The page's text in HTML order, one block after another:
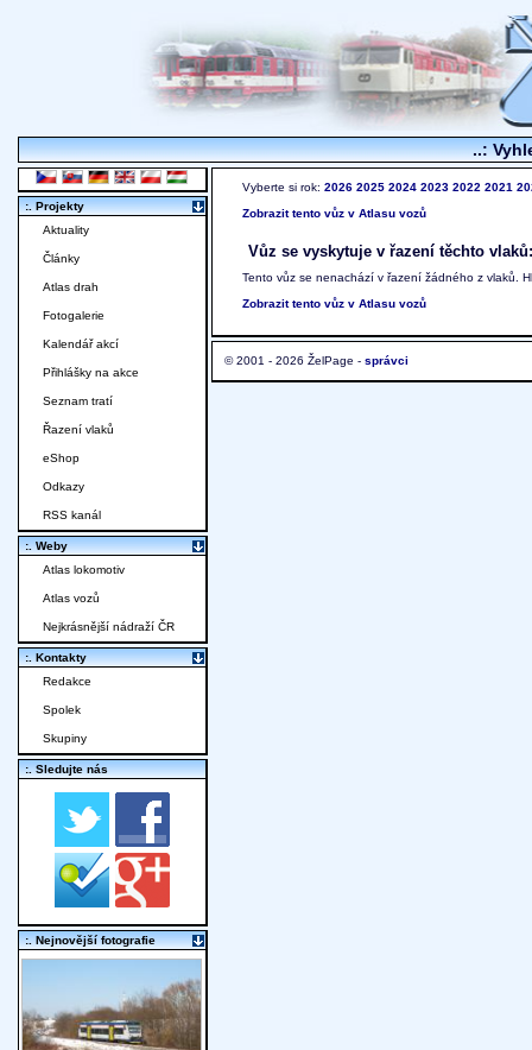
..:
Vyberte si rok: 2026 2025 2024 2023 2022 2021
Zobrazit tento vůz v Atlasu vozů
Vůz se vyskytuje v řazení těchto vlaků:
Tento vůz se nenachází v řazení žádného z vlaků.
Zobrazit tento vůz v Atlasu vozů
© 2001 - 2026 ŽelPage - správci
:. Projekty
Aktuality
Články
Atlas drah
Fotogalerie
Kalendář akcí
Přihlášky na akce
Seznam tratí
Řazení vlaků
eShop
Odkazy
RSS kanál
:. Weby
Atlas lokomotiv
Atlas vozů
Nejkrásnější nádraží ČR
:. Kontakty
Redakce
Spolek
Skupiny
:. Sledujte nás
:. Nejnovější fotografie